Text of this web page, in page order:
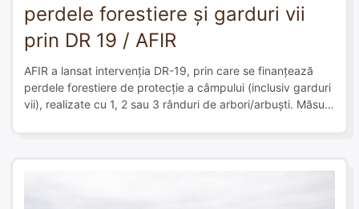
perdele forestiere și garduri vii
prin DR 19 / AFIR
AFIR a lansat intervenția DR-19, prin care se finanțează
perdele forestiere de protecție a câmpului (inclusiv garduri
vii), realizate cu 1, 2 sau 3 rânduri de arbori/arbuști. Măsura